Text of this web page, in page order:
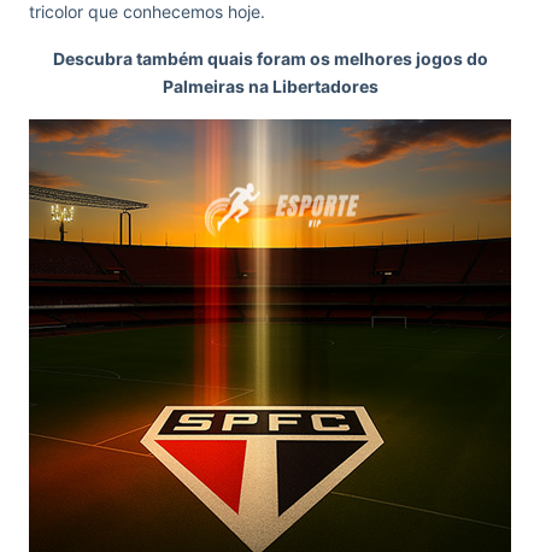
tricolor que conhecemos hoje.
Descubra também quais foram os melhores jogos do
Palmeiras na Libertadores